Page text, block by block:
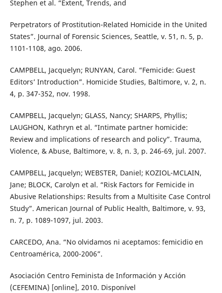
Stephen et al. “Extent, Trends, and
Perpetrators of Prostitution-Related Homicide in the United
States”. Journal of Forensic Sciences, Seattle, v. 51, n. 5, p.
1101-1108, ago. 2006.
CAMPBELL, Jacquelyn; RUNYAN, Carol. “Femicide: Guest
Editors’ Introduction”. Homicide Studies, Baltimore, v. 2, n.
4, p. 347-352, nov. 1998.
CAMPBELL, Jacquelyn; GLASS, Nancy; SHARPS, Phyllis;
LAUGHON, Kathryn et al. “Intimate partner homicide:
Review and implications of research and policy”. Trauma,
Violence, & Abuse, Baltimore, v. 8, n. 3, p. 246-69, jul. 2007.
CAMPBELL, Jacquelyn; WEBSTER, Daniel; KOZIOL-MCLAIN,
Jane; BLOCK, Carolyn et al. “Risk Factors for Femicide in
Abusive Relationships: Results from a Multisite Case Control
Study”. American Journal of Public Health, Baltimore, v. 93,
n. 7, p. 1089-1097, jul. 2003.
CARCEDO, Ana. “No olvidamos ni aceptamos: femicidio en
Centroamérica, 2000-2006”.
Asociación Centro Feminista de Información y Acción
(CEFEMINA) [online], 2010. Disponível